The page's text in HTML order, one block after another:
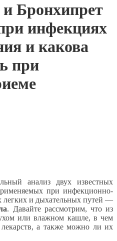
Бронхипрет
инфекциях
и какова
при
анализ двух известных
при инфекционно-
легких и дыхательных путей —
. Давайте рассмотрим, что из
или влажном кашле, в чем
а также можно ли их